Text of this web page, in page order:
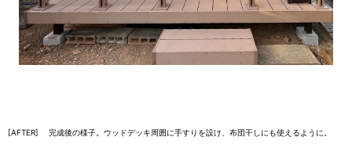
[AFTER] 完成後の様子。ウッドデッキ周囲に手すりを設け、布団干しにも使えるように。